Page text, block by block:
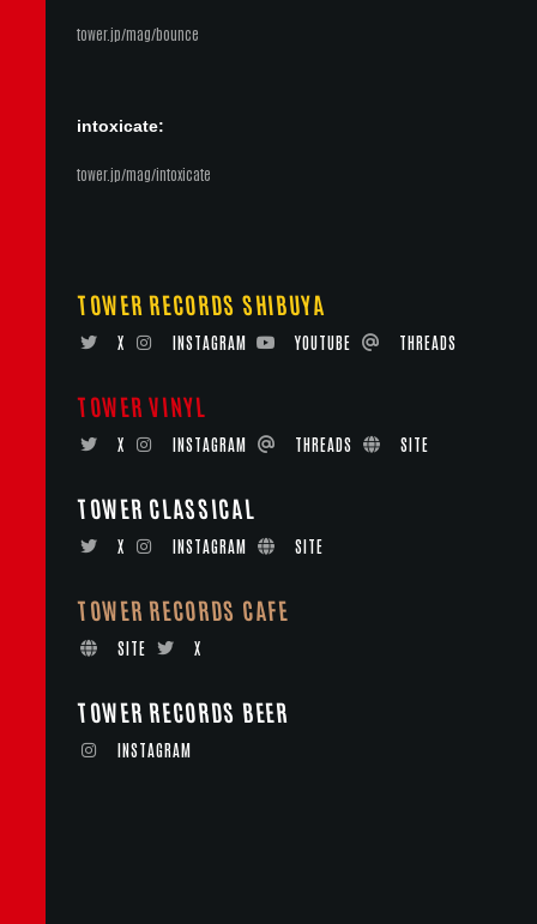
tower.jp/mag/bounce
intoxicate:
tower.jp/mag/intoxicate
TOWER RECORDS SHIBUYA
X INSTAGRAM YOUTUBE THREADS
TOWER VINYL
X INSTAGRAM THREADS SITE
TOWER CLASSICAL
X INSTAGRAM SITE
TOWER RECORDS CAFE
SITE X
TOWER RECORDS BEER
INSTAGRAM